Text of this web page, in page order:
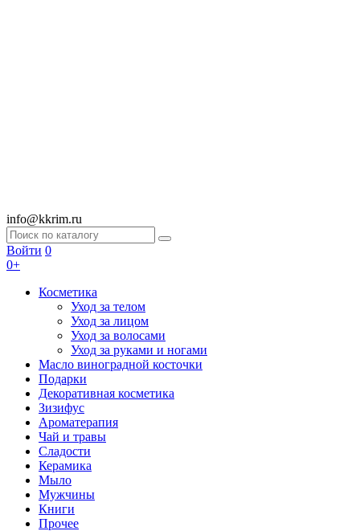
info@kkrim.ru
Войти 0
0+
Косметика
Уход за телом
Уход за лицом
Уход за волосами
Уход за руками и ногами
Масло виноградной косточки
Подарки
Декоративная косметика
Зизифус
Ароматерапия
Чай и травы
Сладости
Керамика
Мыло
Мужчины
Книги
Прочее